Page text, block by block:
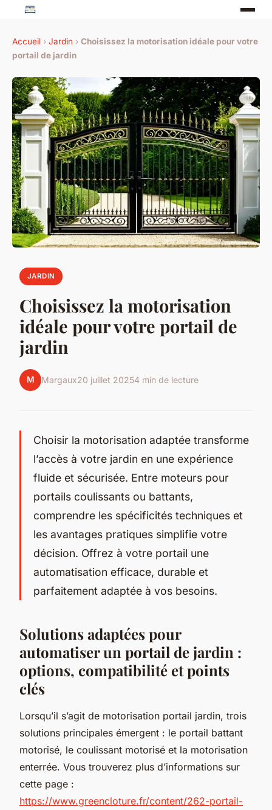
Accueil › Jardin › Choisissez la motorisation idéale pour votre
portail de jardin
JARDIN
Choisissez la motorisation
idéale pour votre portail de
jardin
M Margaux20 juillet 20254 min de lecture
Choisir la motorisation adaptée transforme
l’accès à votre jardin en une expérience
fluide et sécurisée. Entre moteurs pour
portails coulissants ou battants,
comprendre les spécificités techniques et
les avantages pratiques simplifie votre
décision. Offrez à votre portail une
automatisation efficace, durable et
parfaitement adaptée à vos besoins.
Solutions adaptées pour
automatiser un portail de jardin :
options, compatibilité et points
clés
Lorsqu’il s’agit de motorisation portail jardin, trois
solutions principales émergent : le portail battant
motorisé, le coulissant motorisé et la motorisation
enterrée. Vous trouverez plus d’informations sur
cette page :
https://www.greencloture.fr/content/262-portail-